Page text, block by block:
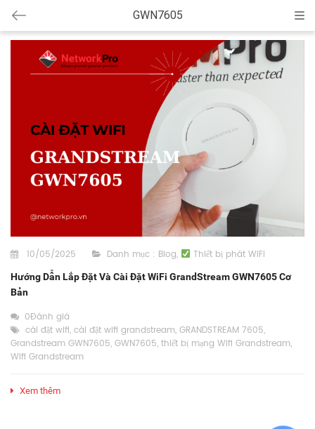
GWN7605
10/05/2025 Danh mục : Blog, Thiết bị phát WiFi
Hướng Dẫn Lắp Đặt Và Cài Đặt WiFi GrandStream GWN7605 Cơ
Bản
0Đánh giá
cài đặt wifi, cài đặt wifi grandstream, GRANDSTREAM 7605,
Grandstream GWN7605, GWN7605, thiết bị mạng Wifi Grandstream,
Wifi Grandstream
Xem thêm